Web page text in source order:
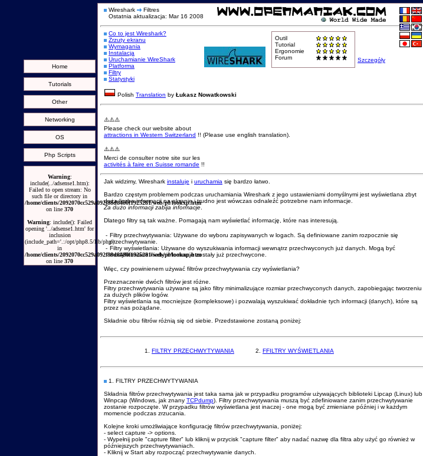
Home
Tutorials
Other
Networking
OS
Php Scripts
Warning:
include(../adsense1.htm):
Failed to open stream: No
such file or directory in
/home/clients/2092070cc529a092f88d8480f1925281/web/pl/lookxp.htm
on line 370
Warning: include(): Failed
opening '../adsense1.htm' for
inclusion
(include_path='.:/opt/php8.5/lib/php')
in
/home/clients/2092070cc529a092f88d8480f1925281/web/pl/lookxp.htm
on line 370
Wireshark
Filtres
Ostatnia aktualizacja: Mar 16 2008
Outil
Tutorial
Ergonomie
Forum
Szczegóły
Co to jest Wireshark?
Zrzuty ekranu
Wymagania
Instalacja
Uruchamianie WireShark
Platforma
Filtry
Statystyki
Polish Translation by Łukasz Nowatkowski
⚠️⚠️⚠️
Please check our website about
attractions in Western Switzerland !! (Please use english translation).
⚠️⚠️⚠️
Merci de consulter notre site sur les
activités à faire en Suisse romande !!
Jak widzimy, Wireshark instaluje i uruchamia się bardzo łatwo.
Bardzo częstym problemem podczas uruchamiania Wireshark z jego ustawieniami domyślnymi jest wyświetlana zbyt
duża liczba informacji na ekranie i trudno jest wówczas odnaleźć potrzebne nam informacje.
Za dużo informacji zabija informacje
Dlatego filtry są tak ważne. Pomagają nam wyświetlać informację, które nas interesują.
-
-
Filtry przechwytywania: Używane do wyboru zapisywanych w logach. Są definiowane zanim rozpocznie się
przechwytywanie.
Filtry wyświetlania: Używane do wyszukiwania informacji wewnątrz przechwyconych już danych. Mogą być
modyfikowane kiedy informacje zostały już przechwycone.
Więc, czy powinienem używać filtrów przechwytywania czy wyświetlania?
Przeznaczenie dwóch filtrów jest różne.
Filtry przechwytywania używane są jako filtry minimalizujące rozmiar przechwyconych danych, zapobiegając tworzeniu
za dużych plików logów.
Filtry wyświetlania są mocniejsze (kompleksowe) i pozwalają wyszukiwać dokładnie tych informacji (danych), które są
przez nas pożądane.
Składnie obu filtrów różnią się od siebie. Przedstawione zostaną poniżej:
1. FILTRY PRZECHWYTYWANIA 2. FFILTRY WYŚWIETLANIA
1. FILTRY PRZECHWYTYWANIA
Składnia filtrów przechwytywania jest taka sama jak w przypadku programów używających biblioteki Lipcap (Linux) lub
Winpcap (Windows, jak znany TCPdump). Filtry przechwytywania muszą być zdefiniowane zanim przechwytywanie
zostanie rozpoczęte. W przypadku filtrów wyświetlana jest inaczej - one mogą być zmieniane później i w każdym
momencie podczas zrzucania.
Kolejne kroki umożliwiające konfigurację filtrów przechwytywania, poniżej:
- select capture -> options.
- Wypełnij pole "capture filter" lub kliknij w przycisk "capture filter" aby nadać nazwę dla filtra aby użyć go również w
późniejszych przechwytywaniach.
- Kliknij w Start aby rozpocząć przechwytywanie danych.